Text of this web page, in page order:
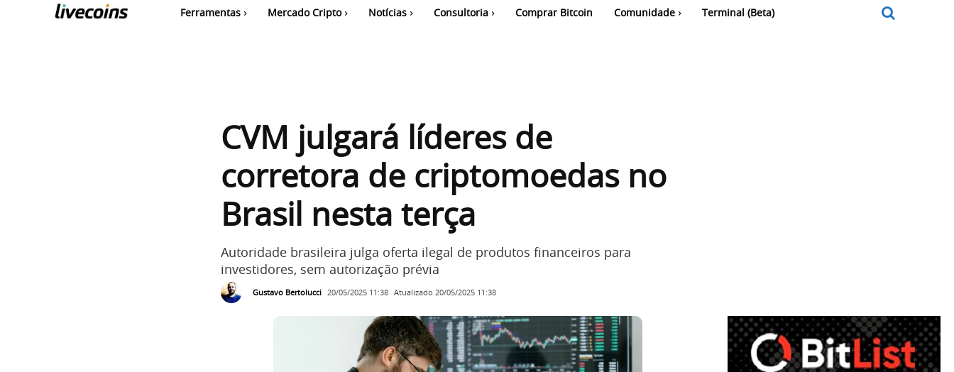
Ferramentas Mercado Cripto Notícias Consultoria Comprar Bitcoin Comunidade Terminal (Beta)
CVM julgará líderes de
corretora de criptomoedas no
Brasil nesta terça
Autoridade brasileira julga oferta ilegal de produtos financeiros para
investidores, sem autorização prévia
Gustavo Bertolucci 20/05/2025 11:38 Atualizado 20/05/2025 11:38